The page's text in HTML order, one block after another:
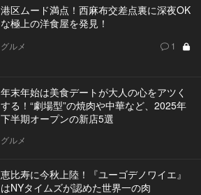
港区ムード満点！西麻布交差点裏に深夜OK
な極上の洋食屋を発見！
グルメ 1
年末年始は美食デートが大人の心をアツく
する！“劇場型”の焼肉や中華など、2025年
下半期オープンの新店5選
グルメ
恵比寿に今秋上陸！『ユーゴデノワイエ』
はNYタイムズが認めた世界一の肉